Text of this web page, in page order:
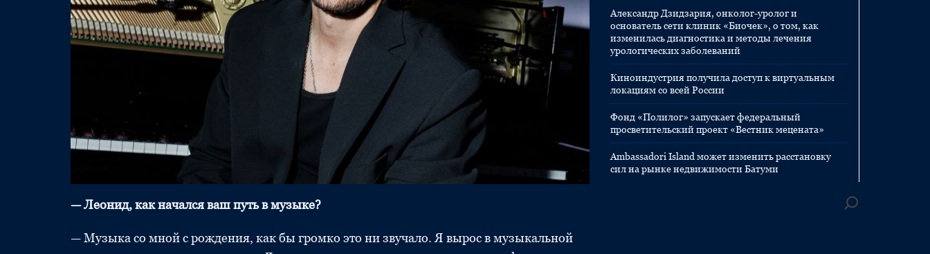
— Леонид, как начался ваш путь в музыке?
— Музыка со мной с рождения, как бы громко это ни звучало. Я вырос в музыкальной
Александр Дзидзария, онколог-уролог и
основатель сети клиник «Биочек», о том, как
изменилась диагностика и методы лечения
урологических заболеваний
Киноиндустрия получила доступ к виртуальным
локациям со всей России
Фонд «Полилог» запускает федеральный
просветительский проект «Вестник мецената»
Ambassadori Island может изменить расстановку
сил на рынке недвижимости Батуми